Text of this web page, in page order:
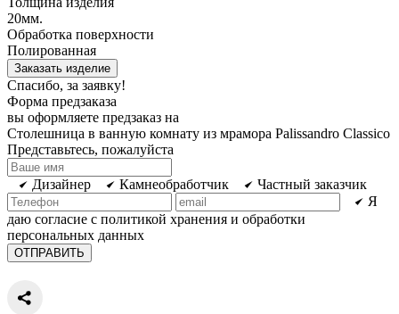
20мм.
Обработка поверхности
Полированная
Заказать изделие
Спасибо, за заявку!
Форма предзаказа
вы оформляете предзаказ на
Столешница в ванную комнату из мрамора Palissandro Classico
Представьтесь, пожалуйста
Дизайнер Камнеобработчик
Частный заказчик
Я
даю согласие с политикой хранения и обработки
персональных данных